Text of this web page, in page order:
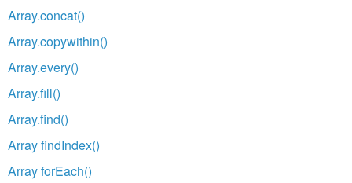
Array.concat()
Array.copywithin()
Array.every()
Array.fill()
Array.find()
Array findIndex()
Array forEach()